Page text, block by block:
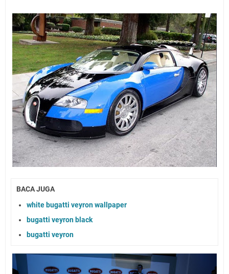
BACA JUGA
white bugatti veyron wallpaper
bugatti veyron black
bugatti veyron